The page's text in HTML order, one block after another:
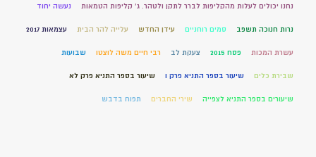
נחנו יכולים לעלות מהקליפות לברר לתקן ולטהר. ג' קליפות הטמאות נעשה יחוד
נרות חנוכה תשפב סמים רוחניים עידן החדש עלייה להר הבית עצמאות 2017
עשרת המכות פסח 2015 צעקת לב רבי חיים משה לוצטו שבועות
שבירת כלים שיעור בספר התניא פרק ו שיעור בספר התניא פרק לא
שיעורים בספר התניא לצפייה שירי החברים תפוח בדבש